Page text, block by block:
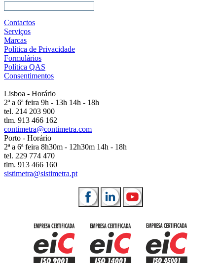
Contactos
Serviços
Marcas
Política de Privacidade
Formulários
Política QAS
Consentimentos
Lisboa - Horário
2ª a 6ª feira 9h - 13h 14h - 18h
tel. 214 203 900
tlm. 913 466 162
contimetra@contimetra.com
Porto - Horário
2ª a 6ª feira 8h30m - 12h30m 14h - 18h
tel. 229 774 470
tlm. 913 466 160
sistimetra@sistimetra.pt